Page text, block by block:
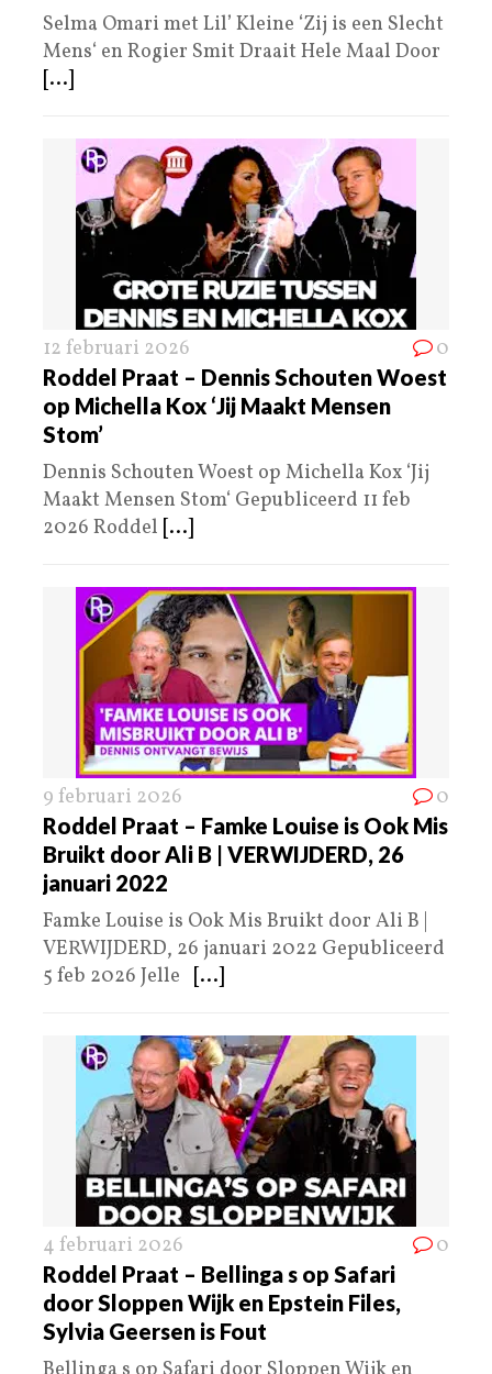
Selma Omari met Lil’ Kleine ‘Zij is een Slecht
Mens‘ en Rogier Smit Draait Hele Maal Door
[...]
12 februari 2026 0
Roddel Praat – Dennis Schouten Woest
op Michella Kox ‘Jij Maakt Mensen
Stom’
Dennis Schouten Woest op Michella Kox ‘Jij
Maakt Mensen Stom‘ Gepubliceerd 11 feb
2026 Roddel [...]
9 februari 2026 0
Roddel Praat – Famke Louise is Ook Mis
Bruikt door Ali B | VERWIJDERD, 26
januari 2022
Famke Louise is Ook Mis Bruikt door Ali B |
VERWIJDERD, 26 januari 2022 Gepubliceerd
5 feb 2026 Jelle [...]
4 februari 2026 0
Roddel Praat – Bellinga s op Safari
door Sloppen Wijk en Epstein Files,
Sylvia Geersen is Fout